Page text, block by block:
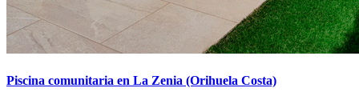
Piscina comunitaria en La Zenia (Orihuela Costa)